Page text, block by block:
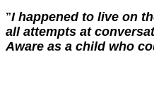
”I happened to live on
all attempts at
Aware as a child who